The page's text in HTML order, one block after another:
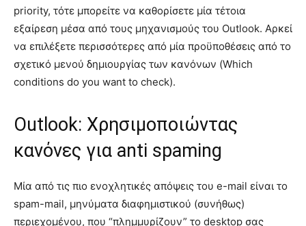
priority, τότε μπορείτε να καθορίσετε μία τέτοια
εξαίρεση μέσα από τους μηχανισμούς του Outlook. Αρκεί
να επιλέξετε περισσότερες από μία προϋποθέσεις από το
σχετικό μενού δημιουργίας των κανόνων (Which
conditions do you want to check).
Outlook: Χρησιμοποιώντας
κανόνες για anti spaming
Μία από τις πιο ενοχλητικές απόψεις του e-mail είναι το
spam-mail, μηνύματα διαφημιστικού (συνήθως)
περιεχομένου, που “πλημμυρίζουν” το desktop σας